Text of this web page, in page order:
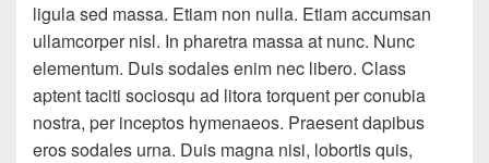
ligula sed massa. Etiam non nulla. Etiam accumsan
ullamcorper nisl. In pharetra massa at nunc. Nunc
elementum. Duis sodales enim nec libero. Class
aptent taciti sociosqu ad litora torquent per conubia
nostra, per inceptos hymenaeos. Praesent dapibus
eros sodales urna. Duis magna nisi, lobortis quis,